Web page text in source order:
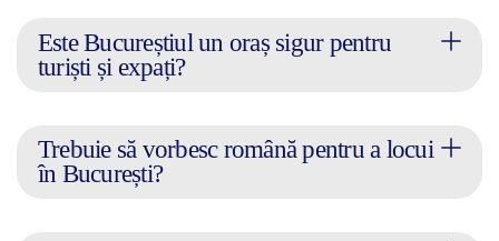
Este Bucureștiul un oraș sigur pentru
turiști și expați?
Trebuie să vorbesc română pentru a locui
în București?